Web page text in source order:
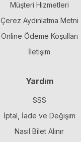
Müşteri Hizmetleri
Çerez Aydınlatma Metni
Online Ödeme Koşulları
İletişim
Yardım
SSS
İptal, İade ve Değişim
Nasıl Bilet Alınır